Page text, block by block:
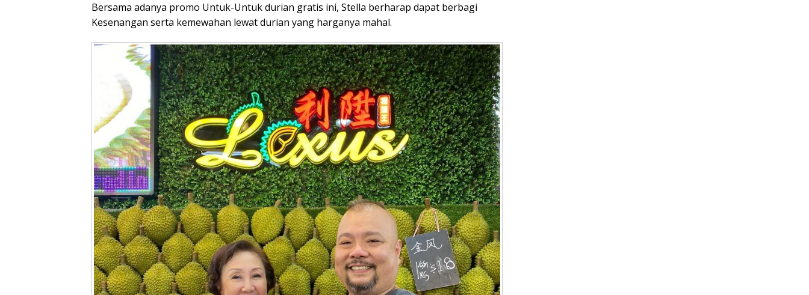
Bersama adanya promo Untuk-Untuk durian gratis ini, Stella berharap dapat berbagi
Kesenangan serta kemewahan lewat durian yang harganya mahal.